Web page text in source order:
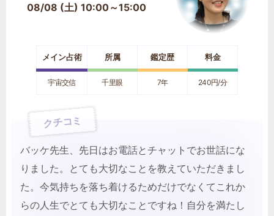
08/08 (土) 10:00～15:00
メイン占術 所属 鑑定歴 料金
宇宙交信 千里眼 7年 240円/分
クチコミ
バッケ先生、先日はお電話とチャットでお世話にな
りました。とても大切なことを教えていただきまし
た。今気持ちを落ち着けるためだけでなくてこれか
らの人生でとても大切なことですね！自分を満たし